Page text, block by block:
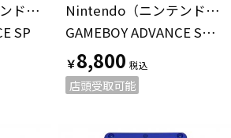
Nintendo（ニンテンドー）
SP
Nintendo（ニンテンドー）
GAMEBOY ADVANCE SP AGS-001
￥8,800
店頭受取可能